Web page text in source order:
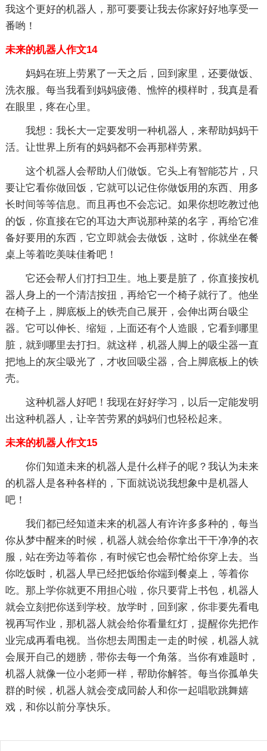
我这个更好的机器人，那可要要让我去你家好好地享受一
番哟！
未来的机器人作文14
妈妈在班上劳累了一天之后，回到家里，还要做饭、
洗衣服。每当我看到妈妈疲倦、憔悴的模样时，我真是看
在眼里，疼在心里。
我想：我长大一定要发明一种机器人，来帮助妈妈干
活。让世界上所有的妈妈都不会再那样劳累。
这个机器人会帮助人们做饭。它头上有智能芯片，只
要让它看你做回饭，它就可以记住你做饭用的东西、用多
长时间等等信息。而且再也不会忘记。如果你想吃教过他
的饭，你直接在它的耳边大声说那种菜的名字，再给它准
备好要用的东西，它立即就会去做饭，这时，你就坐在餐
桌上等着吃美味佳肴吧！
它还会帮人们打扫卫生。地上要是脏了，你直接按机
器人身上的一个清洁按扭，再给它一个椅子就行了。他坐
在椅子上，脚底板上的铁壳自己展开，会伸出两台吸尘
器。它可以伸长、缩短，上面还有个人造眼，它看到哪里
脏，就到哪里去打扫。就这样，机器人脚上的吸尘器一直
把地上的灰尘吸光了，才收回吸尘器，合上脚底板上的铁
壳。
这种机器人好吧！我现在好好学习，以后一定能发明
出这种机器人，让辛苦劳累的妈妈们也轻松起来。
未来的机器人作文15
你们知道未来的机器人是什么样子的呢？我认为未来
的机器人是各种各样的，下面就说说我想象中是机器人
吧！
我们都已经知道未来的机器人有许许多多种的，每当
你从梦中醒来的时候，机器人就会给你拿出干干净净的衣
服，站在旁边等着你，有时候它也会帮忙给你穿上去。当
你吃饭时，机器人早已经把饭给你端到餐桌上，等着你
吃。那上学你就更不用担心啦，你只要背上书包，机器人
就会立刻把你送到学校。放学时，回到家，你非要先看电
视再写作业，那机器人就会给你看量红灯，提醒你先把作
业完成再看电视。当你想去周围走一走的时候，机器人就
会展开自己的翅膀，带你去每一个角落。当你有难题时，
机器人就像一位小老师一样，帮助你解答。每当你孤单失
群的时候，机器人就会变成同龄人和你一起唱歌跳舞嬉
戏，和你以前分享快乐。